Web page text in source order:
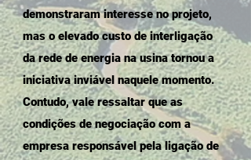
demonstraram interesse no projeto,
mas o elevado custo de interligação
da rede de energia na usina tornou a
iniciativa inviável naquele momento.
Contudo, vale ressaltar que as
condições de negociação com a
empresa responsável pela ligação de